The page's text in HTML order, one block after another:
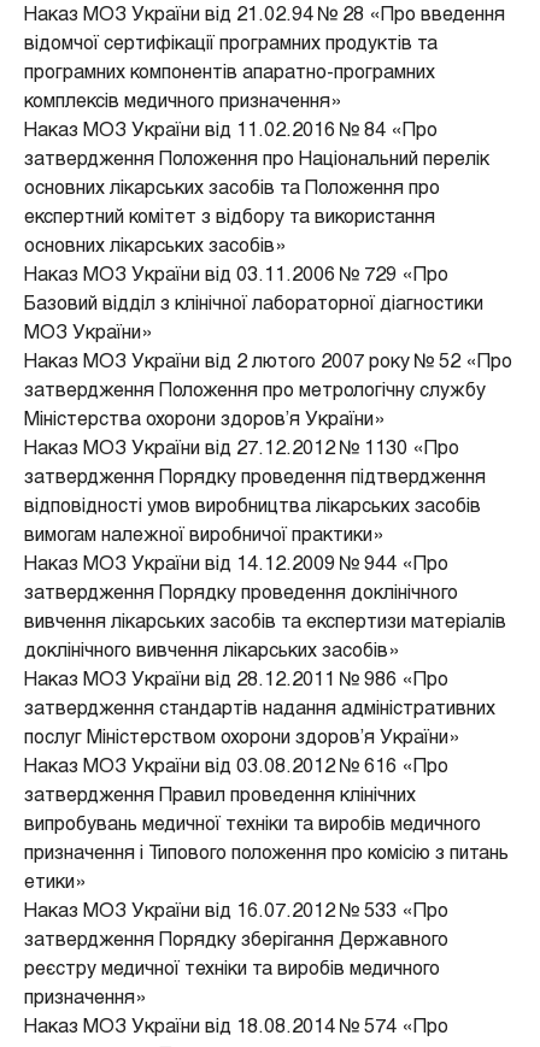
Наказ МОЗ України від 21.02.94 № 28 «Про введення
відомчої сертифікації програмних продуктів та
програмних компонентів апаратно-програмних
комплексів медичного призначення»
Наказ МОЗ України від 11.02.2016 № 84 «Про
затвердження Положення про Національний перелік
основних лікарських засобів та Положення про
експертний комітет з відбору та використання
основних лікарських засобів»
Наказ МОЗ України від 03.11.2006 № 729 «Про
Базовий відділ з клінічної лабораторної діагностики
МОЗ України»
Наказ МОЗ України від 2 лютого 2007 року № 52 «Про
затвердження Положення про метрологічну службу
Міністерства охорони здоров’я України»
Наказ МОЗ України від 27.12.2012 № 1130 «Про
затвердження Порядку проведення підтвердження
відповідності умов виробництва лікарських засобів
вимогам належної виробничої практики»
Наказ МОЗ України від 14.12.2009 № 944 «Про
затвердження Порядку проведення доклінічного
вивчення лікарських засобів та експертизи матеріалів
доклінічного вивчення лікарських засобів»
Наказ МОЗ України від 28.12.2011 № 986 «Про
затвердження стандартів надання адміністративних
послуг Міністерством охорони здоров’я України»
Наказ МОЗ України від 03.08.2012 № 616 «Про
затвердження Правил проведення клінічних
випробувань медичної техніки та виробів медичного
призначення і Типового положення про комісію з питань
етики»
Наказ МОЗ України від 16.07.2012 № 533 «Про
затвердження Порядку зберігання Державного
реєстру медичної техніки та виробів медичного
призначення»
Наказ МОЗ України від 18.08.2014 № 574 «Про